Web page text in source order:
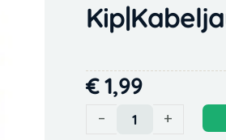
€1,99
-
Murrows
+